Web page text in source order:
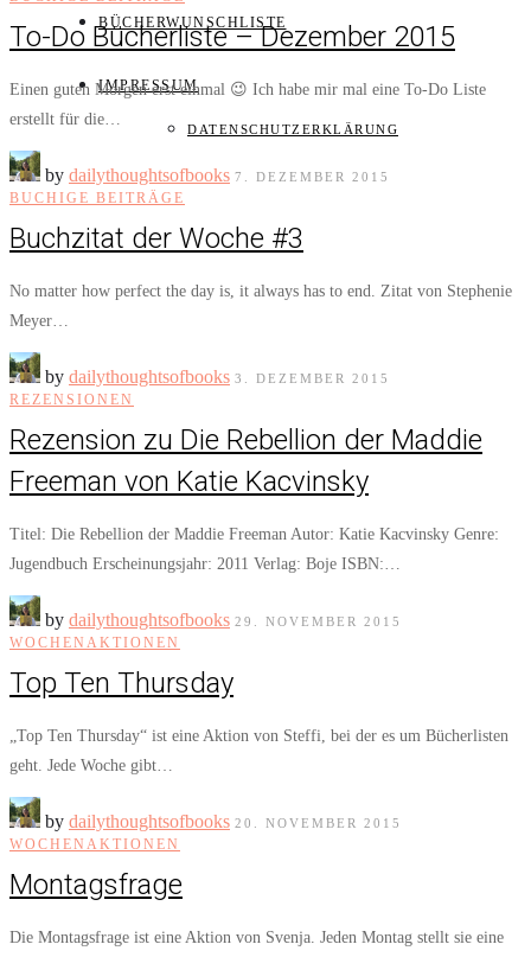
BÜCHERWUNSCHLISTE
IMPRESSUM
DATENSCHUTZERKLÄRUNG
To-Do Bücherliste – Dezember 2015
Einen guten Morgen erst einmal 😉 Ich habe mir mal eine To-Do Liste
erstellt für die…
by dailythoughtsofbooks 7. DEZEMBER 2015
BUCHIGE BEITRÄGE
Buchzitat der Woche #3
No matter how perfect the day is, it always has to end. Zitat von Stephenie
Meyer…
by dailythoughtsofbooks 3. DEZEMBER 2015
REZENSIONEN
Rezension zu Die Rebellion der Maddie
Freeman von Katie Kacvinsky
Titel: Die Rebellion der Maddie Freeman Autor: Katie Kacvinsky Genre:
Jugendbuch Erscheinungsjahr: 2011 Verlag: Boje ISBN:…
by dailythoughtsofbooks 29. NOVEMBER 2015
WOCHENAKTIONEN
Top Ten Thursday
„Top Ten Thursday“ ist eine Aktion von Steffi, bei der es um Bücherlisten
geht. Jede Woche gibt…
by dailythoughtsofbooks 20. NOVEMBER 2015
WOCHENAKTIONEN
Montagsfrage
Die Montagsfrage ist eine Aktion von Svenja. Jeden Montag stellt sie eine